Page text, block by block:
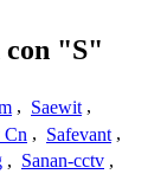
con "S"
, Saewit ,
Cn , Safevant ,
, Sanan-cctv ,